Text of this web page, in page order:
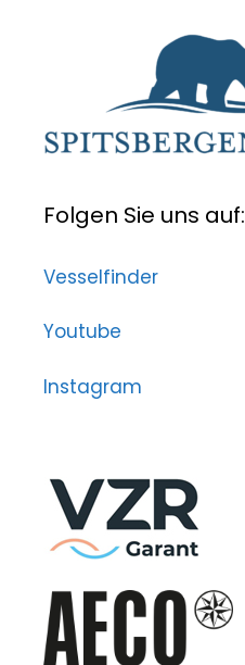
Folgen Sie uns auf:
Vesselfinder
Youtube
Instagram